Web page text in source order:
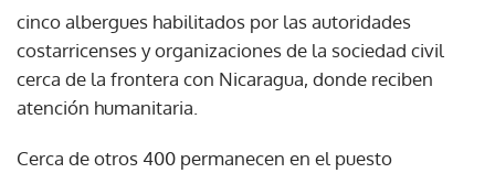
cinco albergues habilitados por las autoridades
costarricenses y organizaciones de la sociedad civil
cerca de la frontera con Nicaragua, donde reciben
atención humanitaria.
Cerca de otros 400 permanecen en el puesto